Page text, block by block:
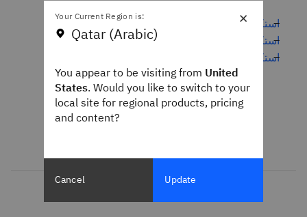
استكشف IBM Instana Observability
استكشف IBM Z Integration for Observability
استكشف IBM Z Observability Connect
×
Your Current Region is:
Qatar (Arabic)
You appear to be visiting from United
States. Would you like to switch to your
local site for regional products, pricing
and content?
Cancel Update